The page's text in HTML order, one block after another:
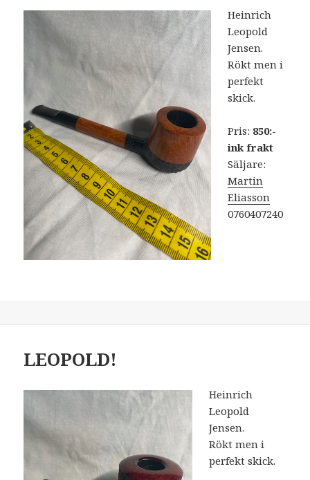
Heinrich
Leopold
Jensen.
Rökt men i
perfekt
skick.
Pris: 850:-
ink frakt
Säljare:
Martin
Eliasson
0760407240
LEOPOLD!
Heinrich
Leopold
Jensen.
Rökt men i
perfekt skick.